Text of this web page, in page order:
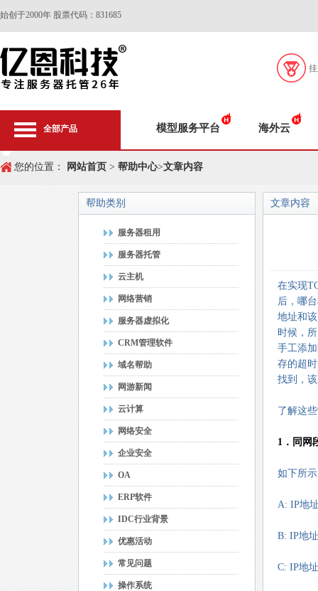
始创于2000年 股票代码：831685
全部产品 模型服务平台 海外云
您的位置： 网站首页 > 帮助中心>文章内容
帮助类别
服务器租用
服务器托管
云主机
网络营销
服务器虚拟化
CRM管理软件
域名帮助
网游新闻
云计算
网络安全
企业安全
OA
ERP软件
IDC行业背景
优惠活动
常见问题
操作系统
文章内容
在实现
后，哪
地址和
时候，
手工添
存的超
找到，
了解这
1．同网
如下所
A: IP地
B: IP地
C: IP地